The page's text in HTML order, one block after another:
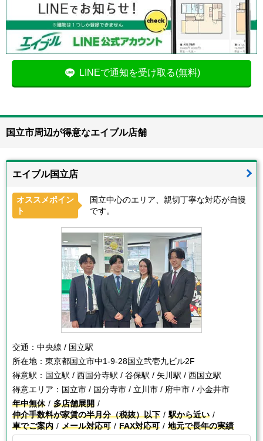
LINEで通知を受け取る(無料)
国立市周辺が得意なエイブル店舗
エイブル国立店
オススメポイン
ト
国立中心のエリア、親切丁寧な対応が自慢
です。
交通： 中央線 / 国立駅
所在地： 東京都国立市中1-9-28国立弐壱九ビル2F
得意駅： 国立駅 / 西国分寺駅 / 谷保駅 / 矢川駅 / 西国立駅
得意エリア： 国立市 / 国分寺市 / 立川市 / 府中市 / 小金井市
年中無休
多店舗展開
仲介手数料が家賃の半月分（税抜）以下
駅から近い
車でご案内
メール対応可 FAX対応可 地元で長年の実績